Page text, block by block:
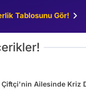
Tablosunu Gör!
Ailesinde Kriz